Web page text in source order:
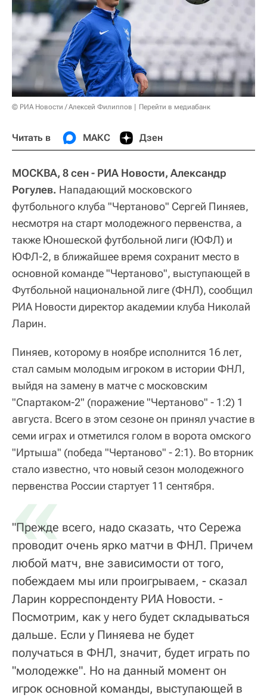
© РИА Новости / Алексей Филиппов Перейти в медиабанк
Читать в МАКС Дзен
МОСКВА, 8 сен - РИА Новости, Александр
Рогулев. Нападающий московского
футбольного клуба "Чертаново" Сергей Пиняев,
несмотря на старт молодежного первенства, а
также Юношеской футбольной лиги (ЮФЛ) и
ЮФЛ-2, в ближайшее время сохранит место в
основной команде "Чертаново", выступающей в
Футбольной национальной лиге (ФНЛ), сообщил
РИА Новости директор академии клуба Николай
Ларин.
Пиняев, которому в ноябре исполнится 16 лет,
стал самым молодым игроком в истории ФНЛ,
выйдя на замену в матче с московским
"Спартаком-2" (поражение "Чертаново" - 1:2) 1
августа. Всего в этом сезоне он принял участие в
семи играх и отметился голом в ворота омского
"Иртыша" (победа "Чертаново" - 2:1). Во вторник
стало известно, что новый сезон молодежного
первенства России стартует 11 сентября.
«
"Прежде всего, надо сказать, что Сережа
проводит очень ярко матчи в ФНЛ. Причем
любой матч, вне зависимости от того,
побеждаем мы или проигрываем, - сказал
Ларин корреспонденту РИА Новости. -
Посмотрим, как у него будет складываться
дальше. Если у Пиняева не будет
получаться в ФНЛ, значит, будет играть по
"молодежке". Но на данный момент он
игрок основной команды, выступающей в